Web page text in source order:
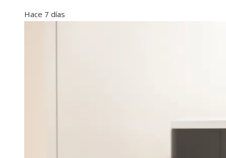
Hace 7 días